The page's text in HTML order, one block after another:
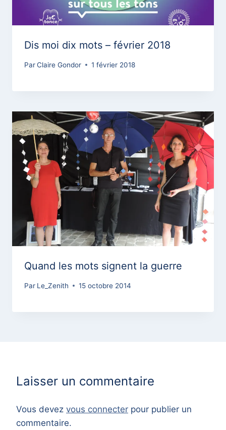
Dis moi dix mots – février 2018
ParClaire Gondor 1 février 2018
Quand les mots signent la guerre
Par Le_Zenith 15 octobre 2014
Laisser un commentaire
Vous devez vous connecter pour publier un
commentaire.